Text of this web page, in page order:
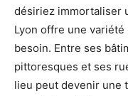
désiriez immortaliser
Lyon offre une
besoin. Entre ses
pittoresques et ses
lieu peut devenir une